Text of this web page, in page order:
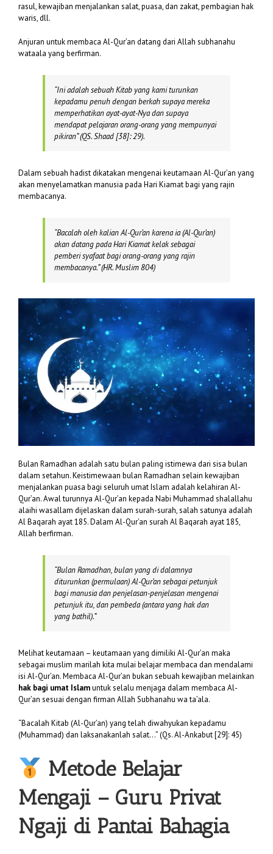
rasul, kewajiban menjalankan salat, puasa, dan zakat, pembagian hak
waris, dll.
Anjuran untuk membaca Al-Qur’an datang dari Allah subhanahu
wataala yang berfirman.
“Ini adalah sebuah Kitab yang kami turunkan
kepadamu penuh dengan berkah supaya mereka
memperhatikan ayat-ayat-Nya dan supaya
mendapat pelajaran orang-orang yang mempunyai
pikiran”(QS. Shaad [38]: 29).
Dalam sebuah hadist dikatakan mengenai keutamaan Al-Qur’an yang
akan menyelamatkan manusia pada Hari Kiamat bagi yang rajin
membacanya.
“Bacalah oleh kalian Al-Qur’an karena ia (Al-Qur’an)
akan datang pada Hari Kiamat kelak sebagai
pemberi syafaat bagi orang-orang yang rajin
membacanya.” (HR. Muslim 804)
Bulan Ramadhan adalah satu bulan paling istimewa dari sisa bulan
dalam setahun. Keistimewaan bulan Ramadhan selain kewajiban
menjalankan puasa bagi seluruh umat Islam adalah kelahiran Al-
Qur’an. Awal turunnya Al-Qur’an kepada Nabi Muhammad shalallahu
alaihi wasallam dijelaskan dalam surah-surah, salah satunya adalah
Al Baqarah ayat 185. Dalam Al-Qur’an surah Al Baqarah ayat 185,
Allah berfirman.
“Bulan Ramadhan, bulan yang di dalamnya
diturunkan (permulaan) Al-Qur’an sebagai petunjuk
bagi manusia dan penjelasan-penjelasan mengenai
petunjuk itu, dan pembeda (antara yang hak dan
yang bathil).”
Melihat keutamaan – keutamaan yang dimiliki Al-Qur’an maka
sebagai muslim marilah kita mulai belajar membaca dan mendalami
isi Al-Qur’an. Membaca Al-Qur’an bukan sebuah kewajiban melainkan
hak bagi umat Islamuntuk selalu menjaga dalam membaca Al-
Qur’an sesuai dengan firman Allah Subhanahu wa ta’ala.
“Bacalah Kitab (Al-Qur’an) yang telah diwahyukan kepadamu
(Muhammad) dan laksanakanlah salat…” (Qs. Al-Ankabut [29]: 45)
Metode Belajar
Mengaji – Guru Privat
Ngaji di Pantai Bahagia